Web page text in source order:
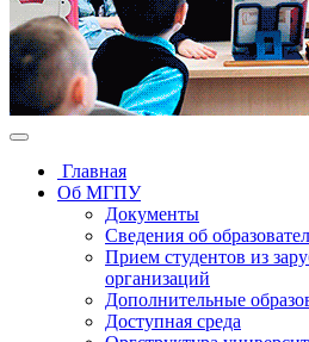
Главная
Об МГПУ
Документы
Сведения об
Прием студентов из
организаций
Дополнительные
Доступная среда